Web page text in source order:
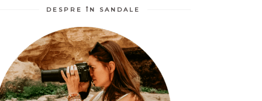
DESPRE ÎN SANDALE